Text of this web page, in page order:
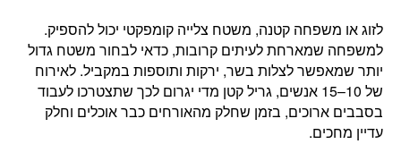
לזוג או משפחה קטנה, משטח צלייה קומפקטי יכול להספיק.
למשפחה שמארחת לעיתים קרובות, כדאי לבחור משטח גדול
יותר שמאפשר לצלות בשר, ירקות ותוספות במקביל. לאירוח
של 10–15 אנשים, גריל קטן מדי יגרום לכך שתצטרכו לעבוד
בסבבים ארוכים, בזמן שחלק מהאורחים כבר אוכלים וחלק
עדיין מחכים.